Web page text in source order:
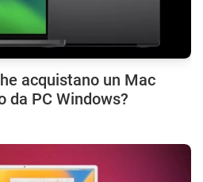
acquistano un Mac
da PC Windows?